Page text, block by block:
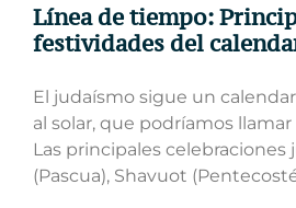
Línea de tiempo:
festividades del
El judaísmo sigue un
al solar, que podríamos llamar
Las principales celebraciones
(Pascua), Shavuot